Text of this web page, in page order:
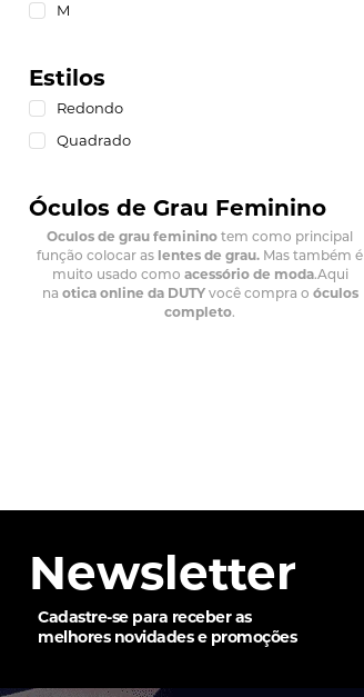
M
Estilos
Redondo
Quadrado
Óculos de Grau Feminino
Oculos de grau feminino tem como principal
função colocar as lentes de grau. Mas também é
muito usado como acessório de moda.Aqui
na otica online da DUTYvocê compra o óculos
completo.
Newsletter
Cadastre-se para receber as
melhores novidades e promoções